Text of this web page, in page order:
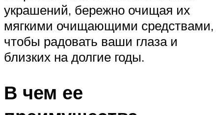
украшений, бережно очищая их
мягкими очищающими средствами,
чтобы радовать ваши глаза и
близких на долгие годы.
В чем ее